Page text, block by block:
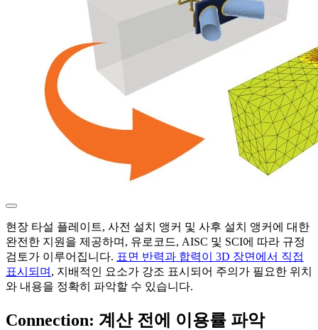
현장 타설 플레이트, 사전 설치 앵커 및 사후 설치 앵커에 대한
완전한 지원을 제공하며, 유로코드, AISC 및 SCI에 따라 규정
검토가 이루어집니다. 표면 반력과 합력이 3D 장면에서 직접
표시되며 , 지배적인 요소가 강조 표시되어 주의가 필요한 위치
와 내용을 정확히 파악할 수 있습니다.
Connection: 계산 전에 이용률 파악